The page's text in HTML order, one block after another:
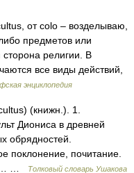
от colo – возделываю,
предметов или
сторона религии. В
все виды действий,
энциклопедия
(книжн.). 1.
Диониса в древней
обрядностей.
поклонение, почитание.
❖… …
Толковый словарь Ушакова